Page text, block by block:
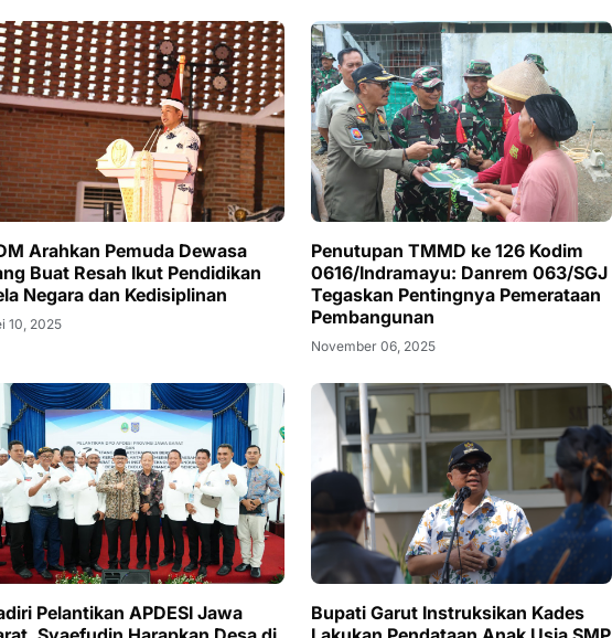
Arahkan Pemuda Dewasa
Buat Resah Ikut Pendidikan
Negara dan Kedisiplinan
10, 2025
Penutupan TMMD ke 126 Kodim
0616/Indramayu: Danrem 063/SGJ
Tegaskan Pentingnya Pemerataan
Pembangunan
November 06, 2025
Pelantikan APDESI Jawa
Bupati Garut Instruksikan Kades